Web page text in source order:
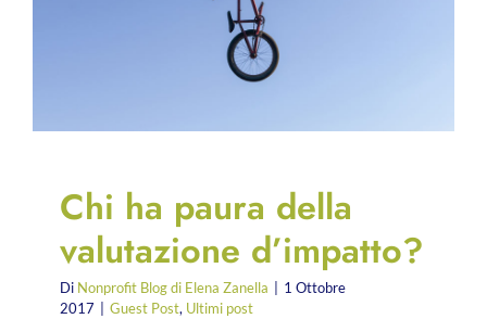
Chi ha paura della
valutazione d’impatto?
Di Nonprofit Blog di Elena Zanella
1 Ottobre
2017
Guest Post, Ultimi post